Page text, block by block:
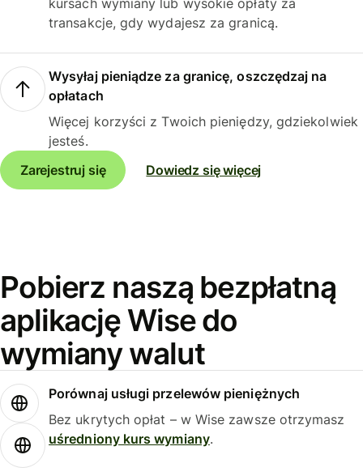
kursach wymiany lub wysokie opłaty za
transakcje, gdy wydajesz za granicą.
Wysyłaj pieniądze za granicę, oszczędzaj na
opłatach
Więcej korzyści z Twoich pieniędzy, gdziekolwiek
jesteś.
Zarejestruj się
Dowiedz się więcej
Pobierz naszą bezpłatną
aplikację Wise do
wymiany walut
Porównaj usługi przelewów pieniężnych
Bez ukrytych opłat – w Wise zawsze otrzymasz
uśredniony kurs wymiany.